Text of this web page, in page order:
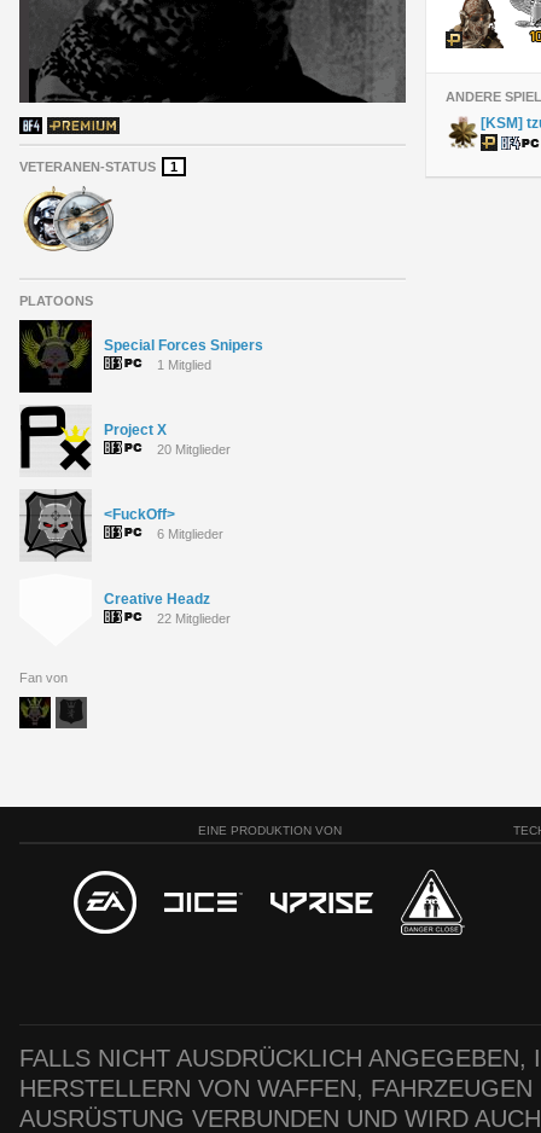
VETERANEN-STATUS 1
PLATOONS
Special Forces Snipers
1 Mitglied
Project X
20 Mitglieder
<FuckOff>
6 Mitglieder
Creative Headz
22 Mitglieder
Fan von
ANDERE
[KSM]
EINE PRODUKTION VON
FALLS NICHT AUSDRÜCKLICH
HERSTELLERN VON WAFFEN,
AUSRÜSTUNG VERBUNDEN UND WIRD